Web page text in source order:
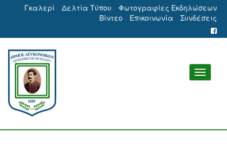
Γκαλερί Δελτία Τύπου
Φωτογραφίες Εκδηλώσεων
Βίντεο
Επικοινωνία Συνδέσεις